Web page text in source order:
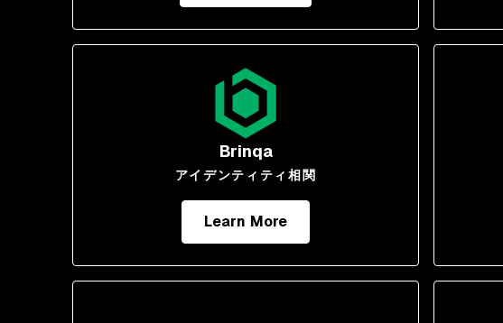
Brinqa
アイデンティティ相関
Learn More